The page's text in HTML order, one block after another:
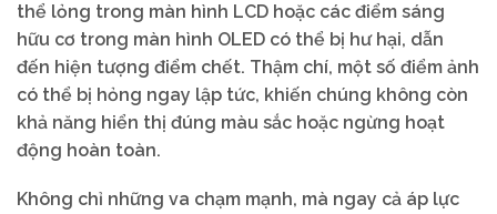
thể lỏng trong màn hình LCD hoặc các điểm sáng
hữu cơ trong màn hình OLED có thể bị hư hại, dẫn
đến hiện tượng điểm chết. Thậm chí, một số điểm ảnh
có thể bị hỏng ngay lập tức, khiến chúng không còn
khả năng hiển thị đúng màu sắc hoặc ngừng hoạt
động hoàn toàn.
Không chỉ những va chạm mạnh, mà ngay cả áp lực